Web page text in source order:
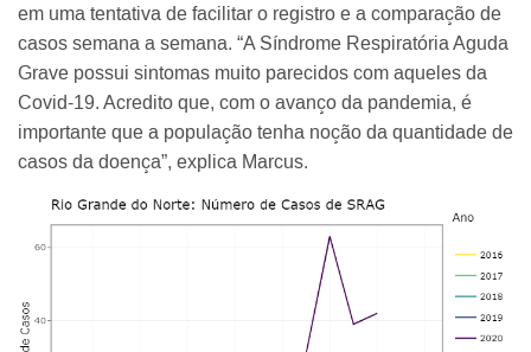
em uma tentativa de facilitar o registro e a comparação de
casos semana a semana. “A Síndrome Respiratória Aguda
Grave possui sintomas muito parecidos com aqueles da
Covid-19. Acredito que, com o avanço da pandemia, é
importante que a população tenha noção da quantidade de
casos da doença”, explica Marcus.